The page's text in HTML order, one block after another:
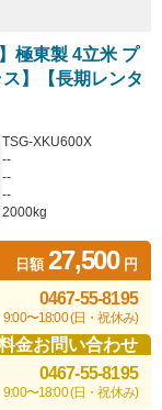
極東製 4立米 プ
】【長期レンタ
TSG-XKU600X
--
--
--
2000kg
日額27,500円
0467-55-8195
9:00〜18:00 (日・祝休み)
金お問い合わせ
0467-55-8195
9:00〜18:00 (日・祝休み)